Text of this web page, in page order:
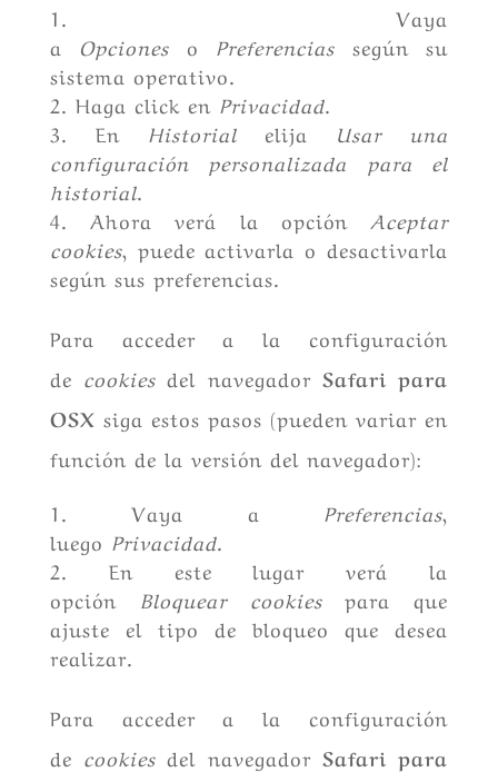
Vaya
a
Opciones o Preferencias
según su
sistema operativo.
Haga click en Privacidad.
En
Historial elija
Usar una
configuración personalizada para el
historial.
Ahora verá la opción
Aceptar
cookies, puede activarla o desactivarla
según sus preferencias.
Para acceder a la configuración
de cookies del navegador Safari para
OSX siga estos pasos (pueden variar en
función de la versión del navegador):
Vaya a
Preferencias,
luego Privacidad.
En este lugar verá la
opción
Bloquear cookies
para que
ajuste el tipo de bloqueo que desea
realizar.
Para acceder a la configuración
de cookies del navegador Safari para